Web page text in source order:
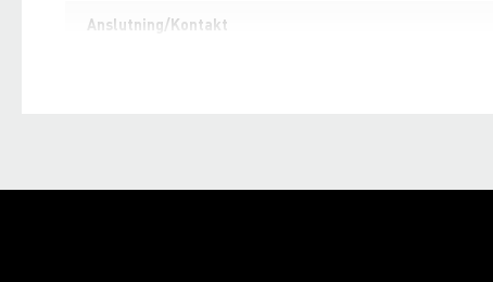
Anslutning/Kontakt